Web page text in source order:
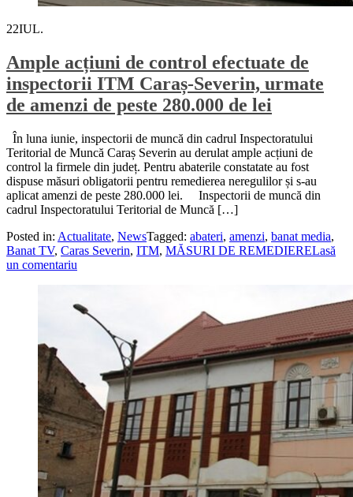
22IUL.
Ample acțiuni de control efectuate de
inspectorii ITM Caraș-Severin, urmate
de amenzi de peste 280.000 de lei
În luna iunie, inspectorii de muncă din cadrul Inspectoratului
Teritorial de Muncă Caraș Severin au derulat ample acțiuni de
control la firmele din județ. Pentru abaterile constatate au fost
dispuse măsuri obligatorii pentru remedierea neregulilor și s-au
aplicat amenzi de peste 280.000 lei. Inspectorii de muncă din
cadrul Inspectoratului Teritorial de Muncă […]
Posted in: Actualitate, NewsTagged: abateri, amenzi, banat media,
Banat TV, Caras Severin, ITM, MĂSURI DE REMEDIERELasă
un comentariu